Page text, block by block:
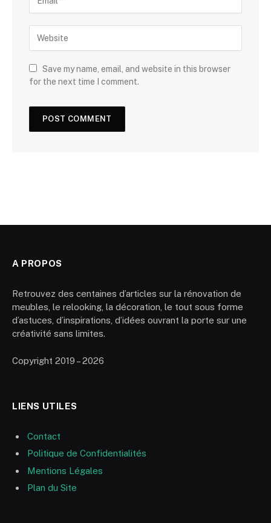
Save my name, email, and website in this browser
for the next time I comment.
A PROPOS
Retrouvez des centaines d’articles sur la rénovation de
meubles, le relooking, la décoration, le tout sous forme
d’astuces, d’inspirations, d’idées ouvrant la porte sur une
créativité sans limites.
Copyright 2019 – 2026
LIENS UTILES
Contact
Politique de Confidentialités
Mentions Légales
Plan du Site